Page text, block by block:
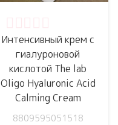
Интенсивный крем с
гиалуроновой
кислотой The lab
Oligo Hyaluronic Acid
Calming Cream
8809595051518